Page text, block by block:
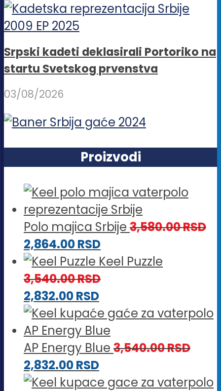
Srpski kadeti deklasirali Portoriko na
startu Svetskog prvenstva
03/08/2026
Proizvodi
Polo majica Srbije 3,580.00RSD
2,864.00RSD
Keel Puzzle
3,540.00RSD
2,832.00RSD
AP Energy Blue 3,540.00RSD
2,832.00RSD